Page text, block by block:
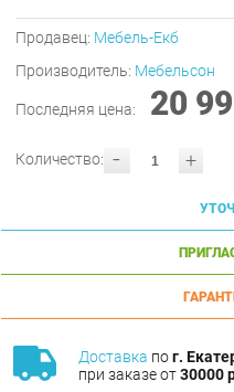
Продавец: Мебель-Екб
Производитель: Мебельсон
Последняя цена: 20
- +
Количество:
Доставка пог.
при заказе от30000